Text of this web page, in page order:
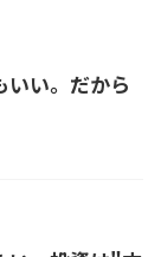
いい。だから